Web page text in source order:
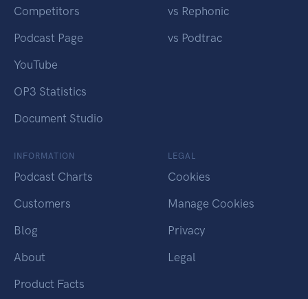
Competitors
Podcast Page
YouTube
OP3 Statistics
Document Studio
vs Rephonic
vs Podtrac
INFORMATION
Podcast Charts
Customers
Blog
About
Product Facts
LEGAL
Cookies
Manage Cookies
Privacy
Legal